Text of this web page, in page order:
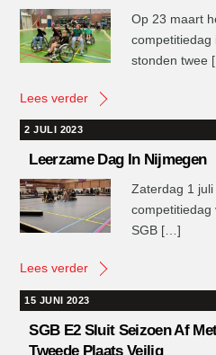
Op 23 maart
competitiedag
stonden twee
Lees verder
2 JULI 2023
Leerzame Dag In Nijmegen
Zaterdag 1
competitiedag
SGB […]
Lees verder
15 JUNI 2023
SGB E2 Sluit Seizoen Af
Tweede Plaats Veilig